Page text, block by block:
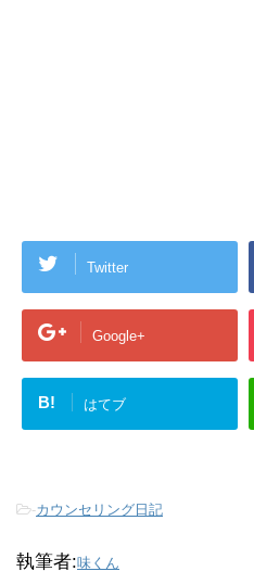
Twitter
Google+
B! はてブ
-カウンセリング日記
執筆者:味くん